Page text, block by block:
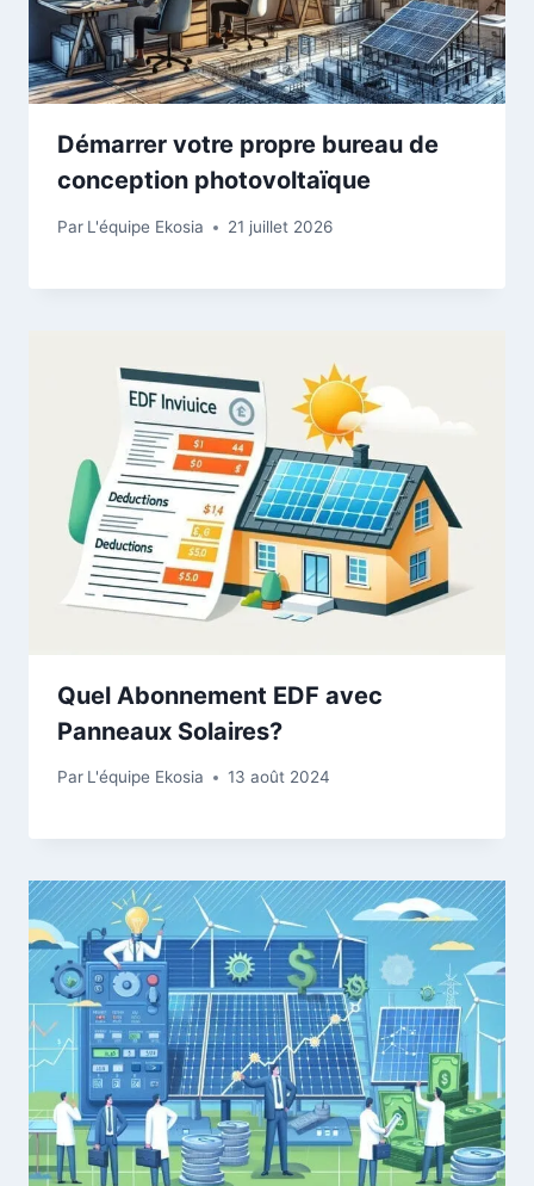
Démarrer votre propre bureau de
conception photovoltaïque
Par L'équipe Ekosia 21 juillet 2026
Quel Abonnement EDF avec
Panneaux Solaires?
Par L'équipe Ekosia 13 août 2024